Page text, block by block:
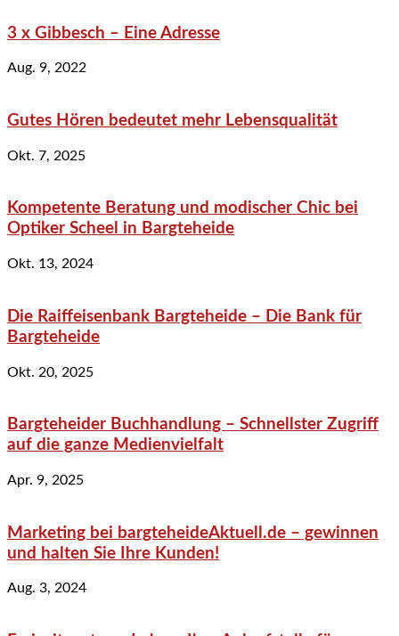
3 x Gibbesch – Eine Adresse
Aug. 9, 2022
Gutes Hören bedeutet mehr Lebensqualität
Okt. 7, 2025
Kompetente Beratung und modischer Chic bei
Optiker Scheel in Bargteheide
Okt. 13, 2024
Die Raiffeisenbank Bargteheide – Die Bank für
Bargteheide
Okt. 20, 2025
Bargteheider Buchhandlung – Schnellster Zugriff
auf die ganze Medienvielfalt
Apr. 9, 2025
Marketing bei bargteheideAktuell.de – gewinnen
und halten Sie Ihre Kunden!
Aug. 3, 2024